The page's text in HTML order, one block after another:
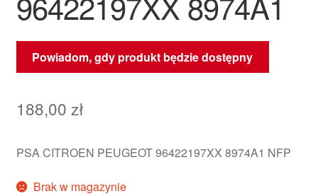
Powiadom, gdy produkt będzie dostępny
188,00 zł
PSA CITROEN PEUGEOT 96422197XX 8974A1 NFP
Brak w magazynie